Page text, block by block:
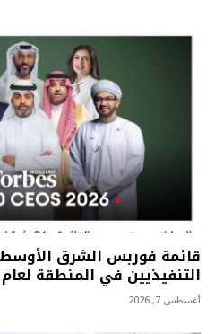
قائمة فوربس الشرق
التنفيذيين في المنطقة لعام 2026
أغسطس 7, 2026